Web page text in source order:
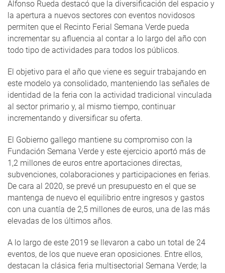
Alfonso Rueda destacó que la diversificación del espacio y
la apertura a nuevos sectores con eventos novidosos
permiten que el Recinto Ferial Semana Verde pueda
incrementar su afluencia al contar a lo largo del año con
todo tipo de actividades para todos los públicos.
El objetivo para el año que viene es seguir trabajando en
este modelo ya consolidado, manteniendo las señales de
identidad de la feria con la actividad tradicional vinculada
al sector primario y, al mismo tiempo, continuar
incrementando y diversificar su oferta.
El Gobierno gallego mantiene su compromiso con la
Fundación Semana Verde y este ejercicio aportó más de
1,2 millones de euros entre aportaciones directas,
subvenciones, colaboraciones y participaciones en ferias.
De cara al 2020, se prevé un presupuesto en el que se
mantenga de nuevo el equilibrio entre ingresos y gastos
con una cuantía de 2,5 millones de euros, una de las más
elevadas de los últimos años.
A lo largo de este 2019 se llevaron a cabo un total de 24
eventos, de los que nueve eran oposiciones. Entre ellos,
destacan la clásica feria multisectorial Semana Verde; la